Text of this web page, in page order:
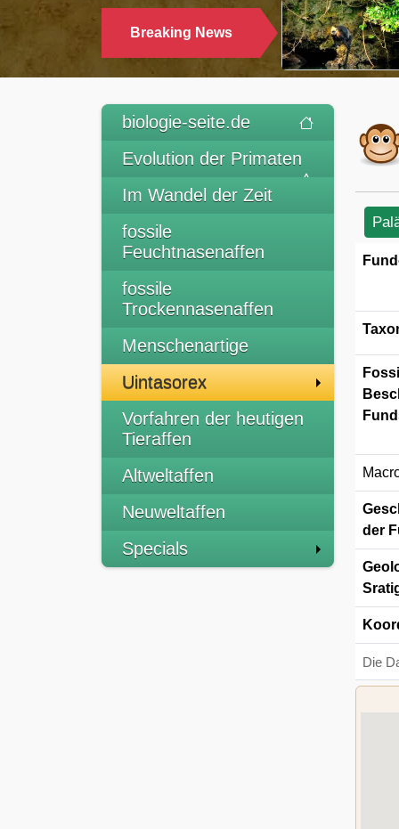
Breaking News
Ethologie |
WARUM
TRINKEN
biologie-seite.de
Evolution der Primaten
Im Wandel der Zeit
fossile
Feuchtnasenaffen
fossile
Trockennasenaffen
Menschenartige
Uintasorex
Vorfahren der heutigen
Tieraffen
Altweltaffen
Neuweltaffen
Specials
der
Die